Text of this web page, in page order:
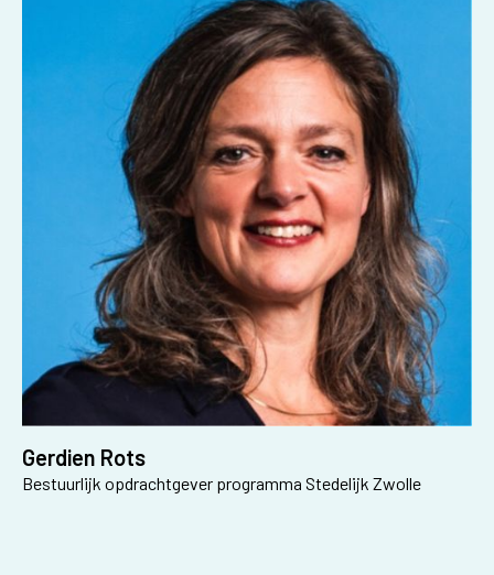
Gerdien Rots
Bestuurlijk opdrachtgever programma Stedelijk Zwolle